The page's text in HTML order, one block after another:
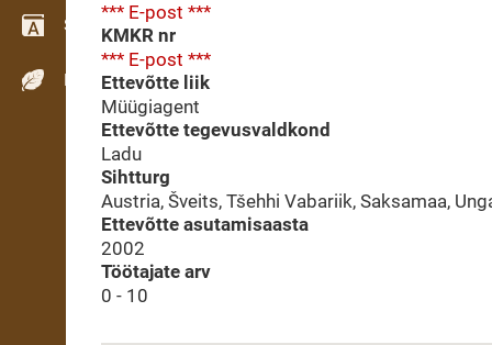
Sõnastik
Puiduliigid
*** E-post ***
KMKR nr
*** E-post ***
Ettevõtte liik
Müügiagent
Ettevõtte tegevusvaldkond
Ladu
Sihtturg
Austria, Šveits, Tšehhi Vabariik, Saksamaa,
Ettevõtte asutamisaasta
2002
Töötajate arv
0 - 10